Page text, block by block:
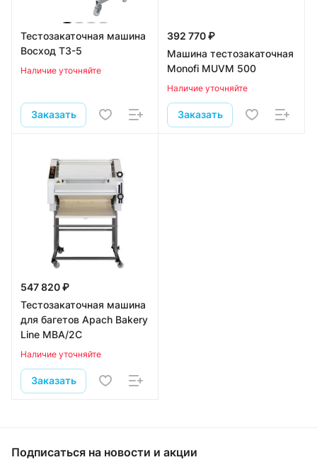
Тестозакаточная машина
Восход ТЗ-5
Наличие уточняйте
Заказать
392 770 ₽
Машина тестозакаточная
Monofi MUVM 500
Наличие уточняйте
Заказать
547 820 ₽
Тестозакаточная машина
для багетов Apach Bakery
Line MBA/2C
Наличие уточняйте
Заказать
Подписаться на новости и акции